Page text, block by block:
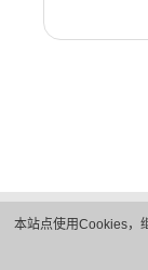
本站点使用Cookies，